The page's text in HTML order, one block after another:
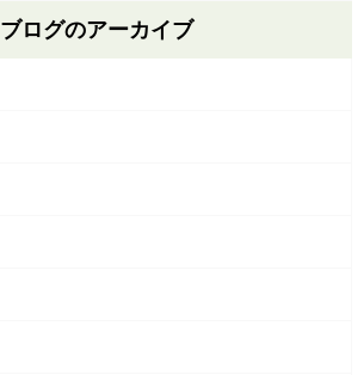
ブログのアーカイブ